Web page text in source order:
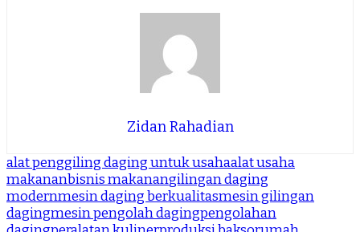
Zidan Rahadian
alat penggiling daging untuk usahaalat usaha
makananbisnis makanangilingan daging
modernmesin daging berkualitasmesin gilingan
dagingmesin pengolah dagingpengolahan